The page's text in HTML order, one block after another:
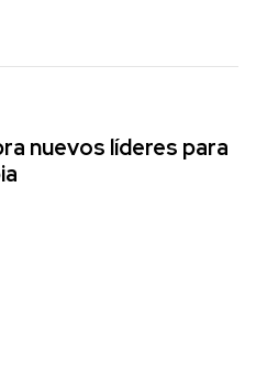
nuevos líderes para